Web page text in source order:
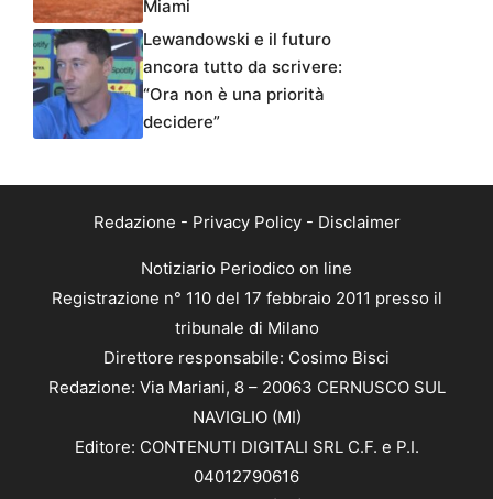
Miami
Lewandowski e il futuro
ancora tutto da scrivere:
“Ora non è una priorità
decidere”
Redazione - Privacy Policy- Disclaimer
Notiziario Periodico on line
Registrazione n° 110 del 17 febbraio 2011 presso il
tribunale di Milano
Direttore responsabile: Cosimo Bisci
Redazione: Via Mariani, 8 – 20063 CERNUSCO SUL
NAVIGLIO (MI)
Editore: CONTENUTI DIGITALI SRL C.F. e P.I.
04012790616